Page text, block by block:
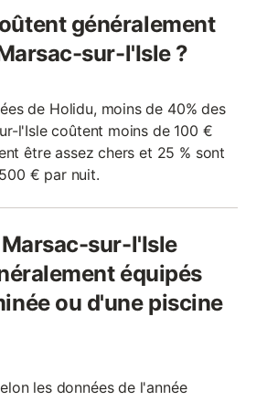
généralement
sur-l'Isle ?
de Holidu, moins de 40% des
l'Isle coûtent moins de 100 €
être assez chers et 25 % sont
€ par nuit.
sur-l'Isle
équipés
ou d'une piscine
les données de l'année